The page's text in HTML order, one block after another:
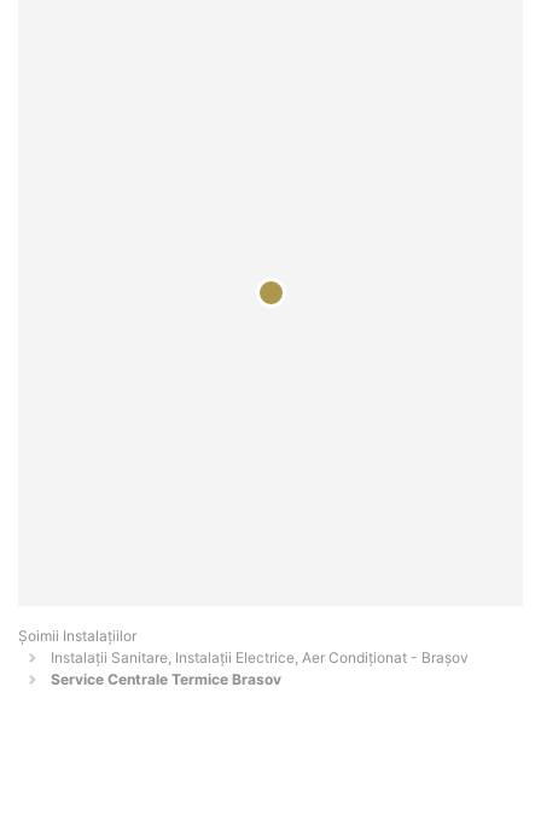
Şoimii Instalaţiilor
Instalații Sanitare, Instalații Electrice, Aer Condiționat - Braşov
Service Centrale Termice Brasov